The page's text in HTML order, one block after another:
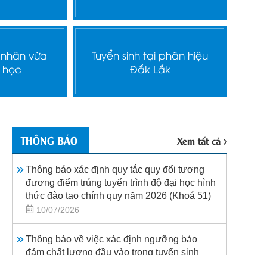
vừa
học
Tuyển sinh tại phân hiệu
Đắk Lắk
THÔNG BÁO Xem tất cả
Thông báo xác định quy tắc quy đổi tương
đương điểm trúng tuyển trình độ đại học hình
thức đào tạo chính quy năm 2026 (Khoá 51)
10/07/2026
Thông báo về việc xác định ngưỡng bảo
đảm chất lượng đầu vào trong tuyển sinh